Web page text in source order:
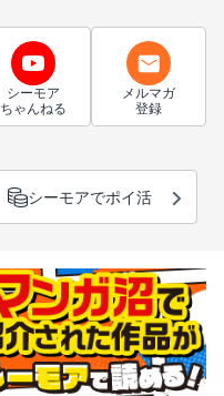
シーモア
ちゃんねる
メルマガ
登録
シーモアでポイ活